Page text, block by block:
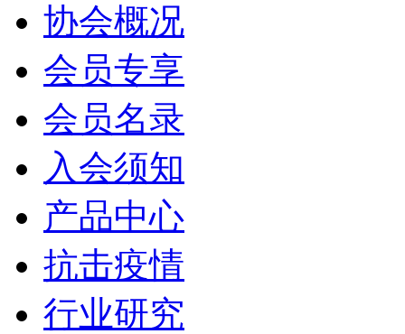
协会概况
会员专享
会员名录
入会须知
产品中心
抗击疫情
行业研究